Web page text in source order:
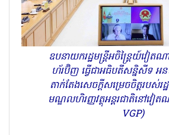
ឧបនាយករដ្ឋមន្ត្រីអចិន្ត្រៃយ៍វៀត
ហ័រប៊ិញ ធ្វើជាអធិបតីសន្និសីទ អ
តាក់តែងសេចក្តីសម្រេចចិត្តរបស់រ
មណ្ឌលហិរញ្ញវត្ថុអន្តរជាតិនៅវៀ
VGP)